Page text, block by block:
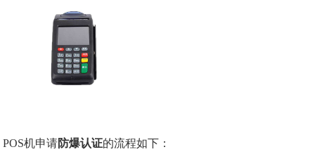
POS机申请防爆认证的流程如下：